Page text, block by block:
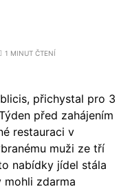
1 MINUT ČTENÍ
přichystal pro 3
před zahájením
restauraci v
muži ze tří
nabídky jídel stála
zdarma